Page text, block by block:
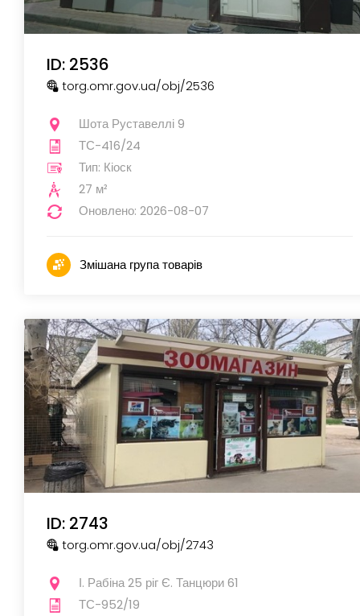
ID: 2536
torg.omr.gov.ua/obj/2536
Шота Руставеллі 9
ТС-416/24
Тип: Кіоск
27 м²
Оновлено: 2026-08-07
Змішана група товарів
ID: 2743
torg.omr.gov.ua/obj/2743
І. Рабіна 25 ріг Є. Танцюри 61
ТС-952/19